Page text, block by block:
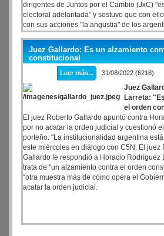
dirigentes de Juntos por el Cambio (JxC)
electoral adelantada" y sostuvo que con
con sus acciones "la angustia" de los
Juez Gallardo: Es un alzamiento
constitucional
Leer más... 31/08/2022 (6218)
Juez
Larreta:
el orden
El juez Roberto Gallardo apuntó contra
por no acatar la orden judicial y cuestionó
porteño. "La institucionalidad argentina
este miércoles en diálogo con C5N. El juez
Gallardo le respondió a Horacio Rodríguez
trata de "un alzamiento contra el orden
“otra muestra más de cómo opera el
acatar la orden judicial.